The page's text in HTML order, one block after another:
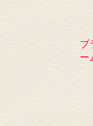
ブ
ー